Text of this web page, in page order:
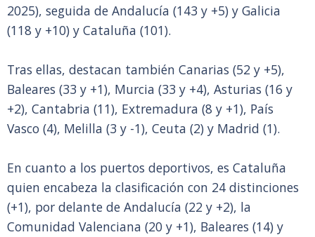
2025), seguida de Andalucía (143 y +5) y Galicia
(118 y +10) y Cataluña (101).
Tras ellas, destacan también Canarias (52 y +5),
Baleares (33 y +1), Murcia (33 y +4), Asturias (16 y
+2), Cantabria (11), Extremadura (8 y +1), País
Vasco (4), Melilla (3 y -1), Ceuta (2) y Madrid (1).
En cuanto a los puertos deportivos, es Cataluña
quien encabeza la clasificación con 24 distinciones
(+1), por delante de Andalucía (22 y +2), la
Comunidad Valenciana (20 y +1), Baleares (14) y